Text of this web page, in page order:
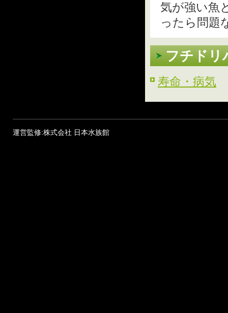
気が強い魚
ったら問題
フチドリ
寿命・病気
運営監修:株式会社 日本水族館